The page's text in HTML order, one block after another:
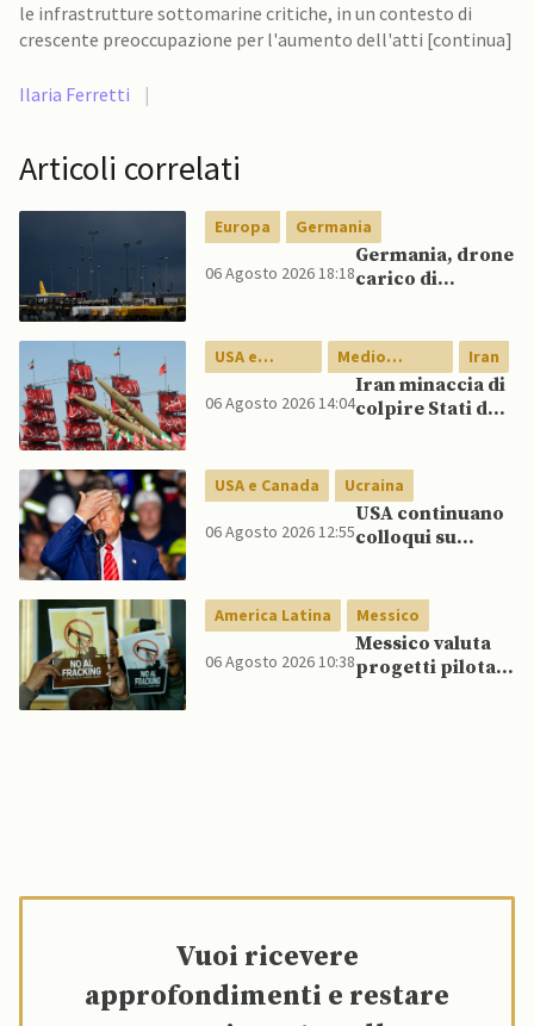
le infrastrutture sottomarine critiche, in un contesto di
crescente preoccupazione per l'aumento dell'atti [continua]
Ilaria Ferretti |
Articoli correlati
Europa Germania
06 Agosto 2026 18:18
Germania, drone
carico di
Interno:
“Potrebbe
esserci dietro un
attore statale”
USA e
Canada
Medio
Oriente
Iran
06 Agosto 2026 14:04
Iran minaccia di
colpire Stati del
USA e Canada Ucraina
06 Agosto 2026 12:55
USA continuano
colloqui su
Patriot in
Ucraina,
nonostante
dubbi di Trump,
America Latina Messico
06 Agosto 2026 10:38
Messico valuta
progetti pilota
Vuoi ricevere
approfondimenti e restare